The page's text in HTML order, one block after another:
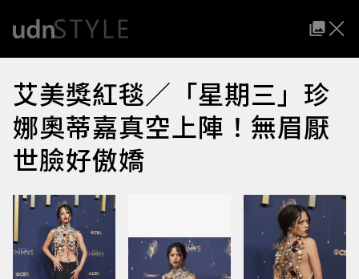
艾美獎紅毯／「星期三」珍
娜奧蒂嘉真空上陣！無眉厭
世臉好傲嬌